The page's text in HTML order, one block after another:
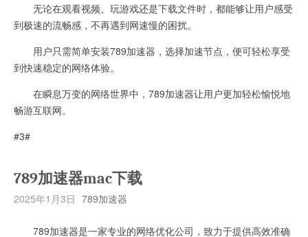
无论在观看视频、玩游戏还是下载文件时，都能够让用户感受
到极速的流畅感，不再遇到网速慢的困扰。
用户只需简单安装789加速器，选择加速节点，便可轻松享受
到快速稳定的网络体验。
在瞬息万变的网络世界中，789加速器让用户更加轻松愉悦地
畅游互联网。
#3#
789加速器mac下载
2025年1月3日 789加速器
789加速器是一家专业的网络优化公司，致力于提供高效准确